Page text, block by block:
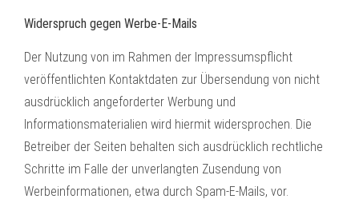
Widerspruch gegen Werbe-E-Mails
Der Nutzung von im Rahmen der Impressumspflicht
veröffentlichten Kontaktdaten zur Übersendung von nicht
ausdrücklich angeforderter Werbung und
Informationsmaterialien wird hiermit widersprochen. Die
Betreiber der Seiten behalten sich ausdrücklich rechtliche
Schritte im Falle der unverlangten Zusendung von
Werbeinformationen, etwa durch Spam-E-Mails, vor.